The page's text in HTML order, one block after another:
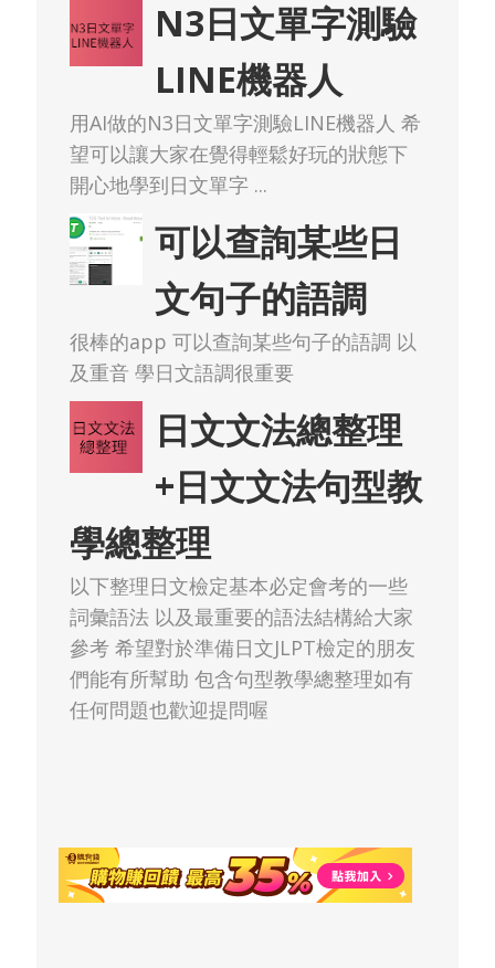
N3日文單字測驗
LINE機器人
用AI做的N3日文單字測驗LINE機器人 希
望可以讓大家在覺得輕鬆好玩的狀態下
開心地學到日文單字 ...
可以查詢某些日
文句子的語調
很棒的app 可以查詢某些句子的語調 以
及重音 學日文語調很重要
日文文法總整理
+日文文法句型教
學總整理
以下整理日文檢定基本必定會考的一些
詞彙語法 以及最重要的語法結構給大家
參考 希望對於準備日文JLPT檢定的朋友
們能有所幫助 包含句型教學總整理如有
任何問題也歡迎提問喔